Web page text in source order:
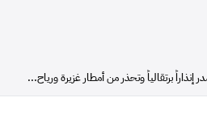
إنذاراً برتقالياً وتحذر من أمطار غزيرة ورياح...